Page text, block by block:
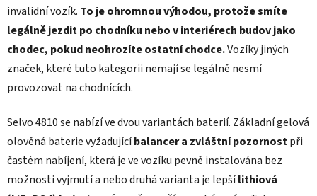
invalidní vozík. To je ohromnou výhodou, protože smíte
legálně jezdit po chodníku nebo v interiérech budov jako
chodec, pokud neohrozíte ostatní chodce.Vozíky jiných
značek, které tuto kategorii nemají se legálně nesmí
provozovat na chodnících.
Selvo 4810 se nabízí ve dvou variantách baterií. Základní gelová
olověná baterie vyžadujícíbalancer a zvláštní pozornostpři
častém nabíjení, která je ve vozíku pevně instalována bez
možnosti vyjmutí a nebo druhá varianta je lepšílithiová